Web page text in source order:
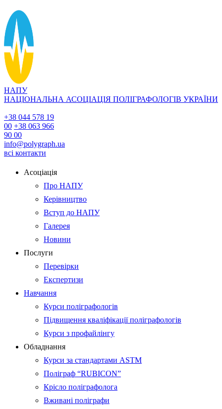
НАПУ
НАЦІОНАЛЬНА АСОЦІАЦІЯ ПОЛІГРАФОЛОГІВ УКРАЇНИ
+38 044 578 19
00 +38 063 966
90 00
info@polygraph.ua
всі контакти
Асоціація
Про НАПУ
Керівництво
Вступ до НАПУ
Галерея
Новини
Послуги
Перевірки
Експертизи
Навчання
Курси поліграфологів
Підвищення кваліфікації поліграфологів
Курси з профайлінгу
Обладнання
Курси за стандартами ASTM
Поліграф “RUBICON”
Крісло поліграфолога
Вживані поліграфи